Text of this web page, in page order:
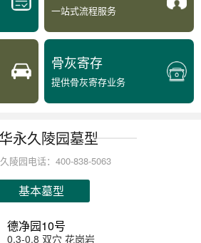
一站式流程服务
骨灰寄存
提供骨灰寄存业务
永久陵园墓型
陵园电话：400-838-5063
基本墓型
德净园10号
0.3-0.8 双穴 花岗岩